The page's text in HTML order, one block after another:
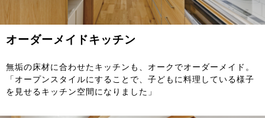
オーダーメイドキッチン
無垢の床材に合わせたキッチンも、オークでオーダーメイド。
「オープンスタイルにすることで、子どもに料理している様子
を見せるキッチン空間になりました」